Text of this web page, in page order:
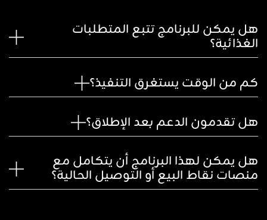
هل يمكن للبرنامج تتبع المتطلبات
الغذائية؟
كم من الوقت يستغرق التنفيذ؟
هل تقدمون الدعم بعد الإطلاق؟
هل يمكن لهذا البرنامج أن يتكامل مع
منصات نقاط البيع أو التوصيل الحالية؟